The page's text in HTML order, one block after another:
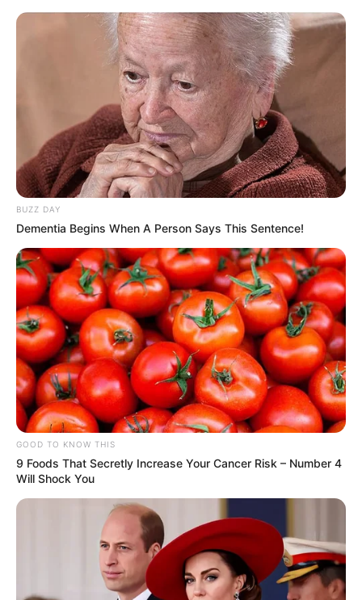
BUZZ DAY
Dementia Begins When A Person Says This Sentence!
GOOD TO KNOW THIS
9 Foods That Secretly Increase Your Cancer Risk – Number 4
Will Shock You